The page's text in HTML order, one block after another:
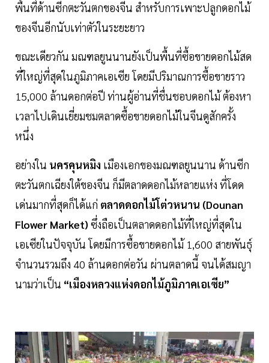
พื้นที่ด้านซีกตะวันตกของจีน สำหรับการเพาะปลูกดอกไม้
ของจีนอีกนับเท่าตัวในระยะยาว
ขณะเดียวกัน มณฑลยูนนานยังเป็นพื้นที่ซื้อขายดอกไม้สด
ที่ใหญ่ที่สุดในภูมิภาคเอเซีย โดยมีปริมาณการซื้อขายราว
15,000 ล้านดอกต่อปี ท่านผู้อ่านที่ชื่นชอบดอกไม้ ต้องหา
เวลาไปเดินเยี่ยมชมตลาดซื้อขายดอกไม้ในจีนดูสักครั้ง
หนึ่ง
อย่างใน นครคุนหมิง เมืองเอกของมณฑลยูนนาน ด้านซีก
ตะวันตกเฉียงใต้ของจีน ก็มีตลาดดอกไม้หลายแห่ง ที่โดด
เด่นมากที่สุดก็ได้แก่ ตลาดดอกไม้โต่วหนาน (Dounan
Flower Market) ซึ่งถือเป็นตลาดดอกไม้ที่ใหญ่ที่สุดใน
เอเซียในปัจจุบัน โดยมีการซื้อขายดอกไม้ 1,600 สายพันธุ์
จำนวนรวมถึง 40 ล้านดอกต่อวัน ผ่านตลาดนี้ จนได้สมญา
นามว่าเป็น “เมืองหลวงแห่งดอกไม้ภูมิภาคเอเซีย”